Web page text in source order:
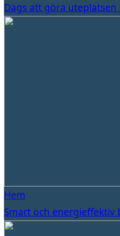
Dags att göra
Hem
Smart och energieffektiv